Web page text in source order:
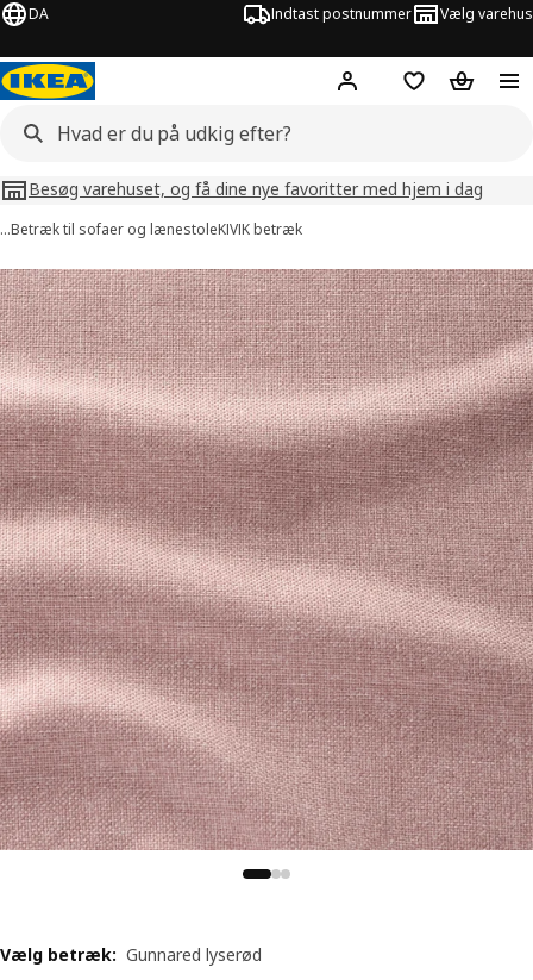
DA Indtast postnummer Vælg varehus
Hej! Log ind her
Huskeliste
Kurv
Besøg varehuset, og få dine nye favoritter med hjem i dag
…Betræk til sofaer og lænestoleKIVIK betræk
af KIVIK
over
Vælg betræk: Gunnared lyserød